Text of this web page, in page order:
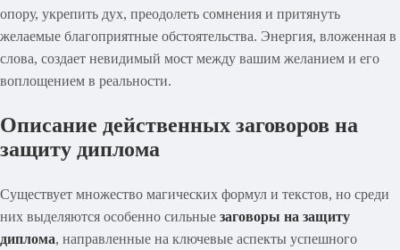
опору, укрепить дух, преодолеть сомнения и притянуть
желаемые благоприятные обстоятельства. Энергия, вложенная в
слова, создает невидимый мост между вашим желанием и его
воплощением в реальности.
Описание действенных заговоров на
защиту диплома
Существует множество магических формул и текстов, но среди
них выделяются особенно сильные заговоры на защиту
диплома, направленные на ключевые аспекты успешного